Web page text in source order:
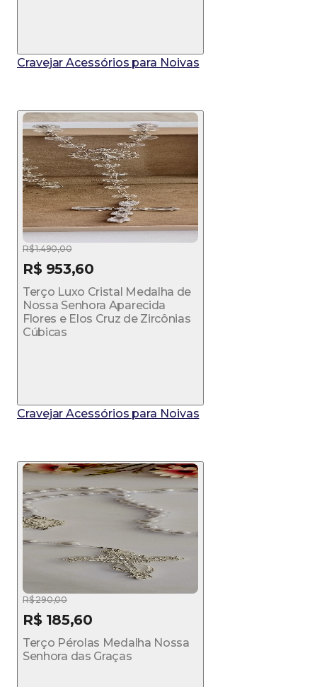
Cravejar Acessórios para Noivas
R$ 1.490,00
R$ 953,60
Terço Luxo Cristal Medalha de
Nossa Senhora Aparecida
Flores e Elos Cruz de Zircônias
Cúbicas
Cravejar Acessórios para Noivas
R$ 290,00
R$ 185,60
Terço Pérolas Medalha Nossa
Senhora das Graças